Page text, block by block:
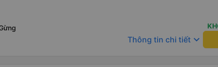
Thông tin chi tiết keyboard_arrow_down